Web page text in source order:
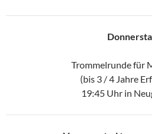
Trommelrunde für
(bis 3 / 4 Jahre
19:45 Uhr in